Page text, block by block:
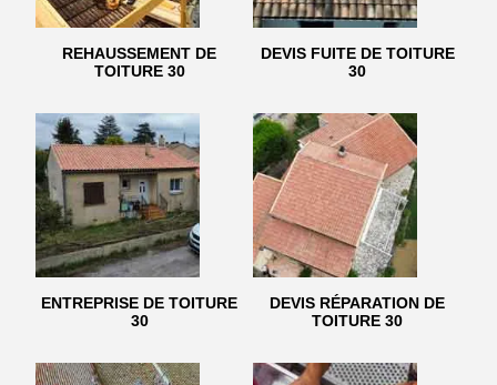
REHAUSSEMENT DE
TOITURE 30
DEVIS FUITE DE TOITURE
30
ENTREPRISE DE TOITURE
30
DEVIS RÉPARATION DE
TOITURE 30